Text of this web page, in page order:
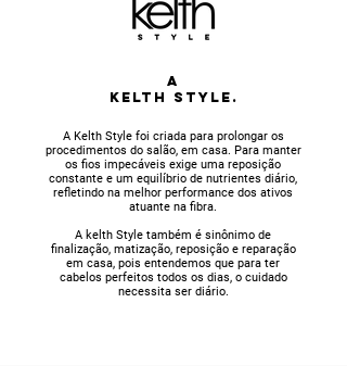
A
KELTH STYLE.
A Kelth Style foi criada para prolongar os
procedimentos do salão, em casa. Para manter
os fios impecáveis exige uma reposição
constante e um equilíbrio de nutrientes diário,
refletindo na melhor performance dos ativos
atuante na fibra.
A kelth Style também é sinônimo de
finalização, matização, reposição e reparação
em casa, pois entendemos que para ter
cabelos perfeitos todos os dias, o cuidado
necessita ser diário.